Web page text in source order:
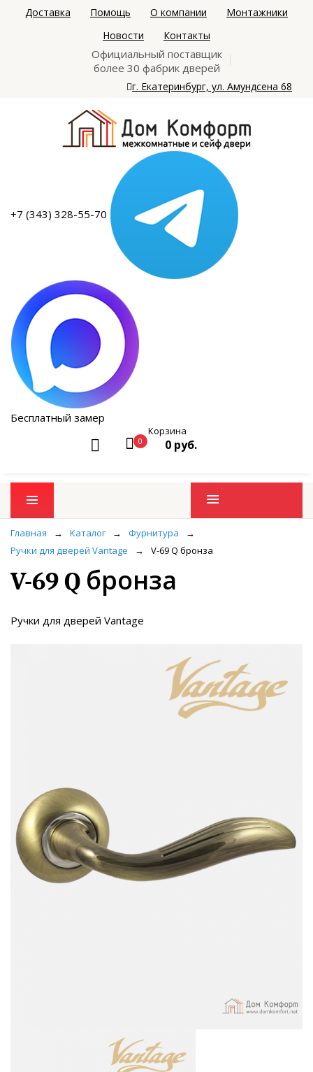
Доставка Помощь О компании
Монтажники
Новости
Контакты
Официальный поставщик
более 30 фабрик дверей
г. Екатеринбург, ул. Амундсена 68
+7 (343) 328-55-70
Бесплатный замер
0
Корзина
0 руб.
Промо товары
Главная → Каталог → Фурнитура
→
Ручки для дверей Vantage
→ V-69 Q бронза
V-69 Q бронза
Ручки для дверей Vantage